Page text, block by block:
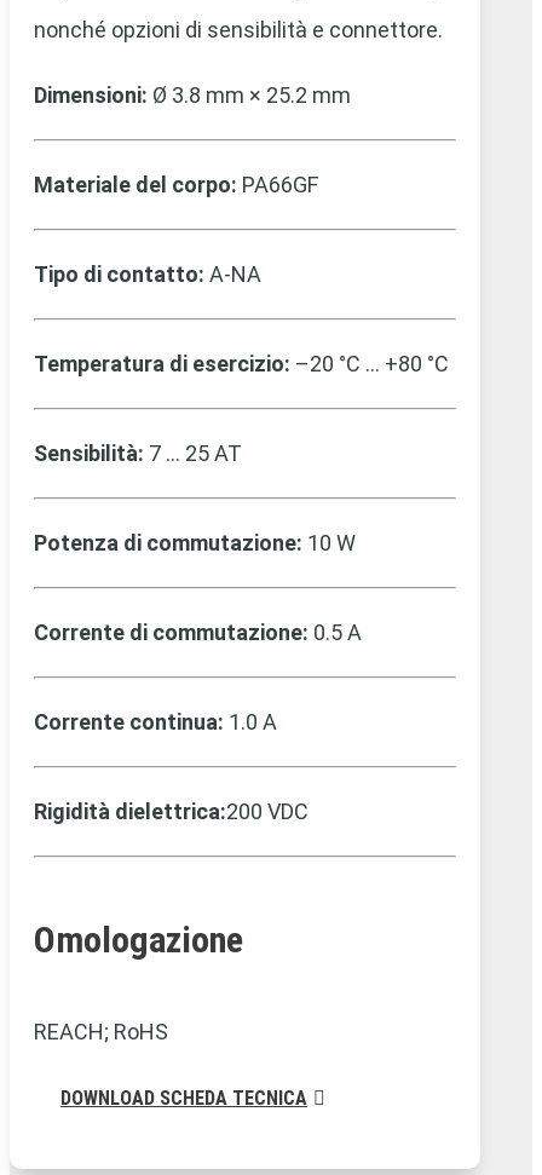
nonché opzioni di sensibilità e connettore.
Dimensioni: Ø 3.8 mm × 25.2 mm
Materiale del corpo: PA66GF
Tipo di contatto: A-NA
Temperatura di esercizio: –20 °C … +80 °C
Sensibilità: 7 … 25 AT
Potenza di commutazione: 10 W
Corrente di commutazione: 0.5 A
Corrente continua: 1.0 A
Rigidità dielettrica:200 VDC
Omologazione
REACH; RoHS
DOWNLOAD SCHEDA TECNICA